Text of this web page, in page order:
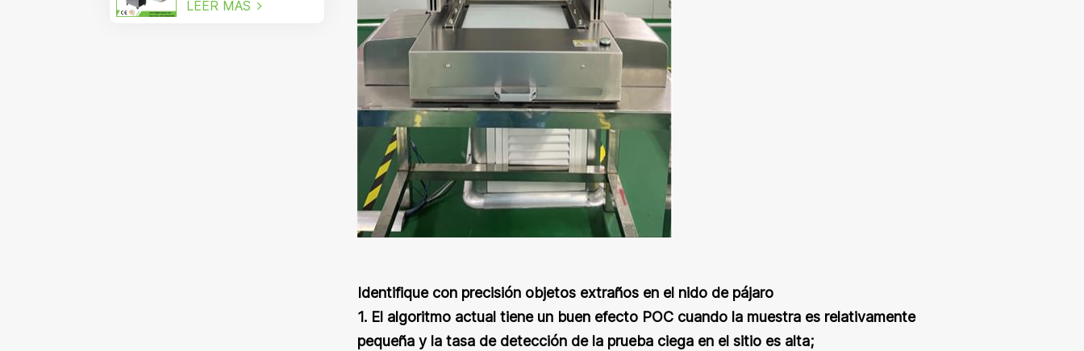
latas de refrescos,
LEER MÁS
Identifique con precisión objetos extraños en el nido de pájaro
1. El algoritmo actual tiene un buen efecto POC cuando la muestra es relativamente
pequeña y la tasa de detección de la prueba ciega en el sitio es alta;